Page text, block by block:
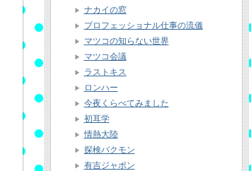
ナカイの窓
プロフェッショナル仕事の流儀
マツコの知らない世界
マツコ会議
ラストキス
ロンハー
今夜くらべてみました
初耳学
情熱大陸
探検バクモン
有吉ジャポン